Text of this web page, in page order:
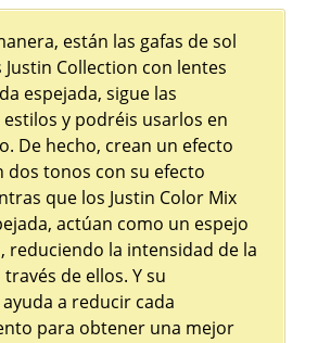
están las gafas de sol
Collection con lentes
espejada, sigue las
y podréis usarlos en
De hecho, crean un efecto
dos tonos con su efecto
que los Justin Color Mix
actúan como un espejo
reduciendo la intensidad de la
de ellos. Y su
a reducir cada
para obtener una mejor